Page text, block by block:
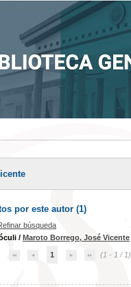
por este autor (1)
búsqueda
/ Maroto Borrego, José Vicente
1 (1 - 1 / 1)